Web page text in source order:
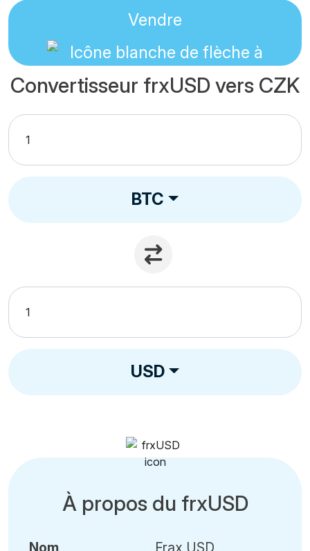
Vendre
Convertisseur frxUSD vers CZK
BTC
USD
À propos du frxUSD
Nom
Frax USD